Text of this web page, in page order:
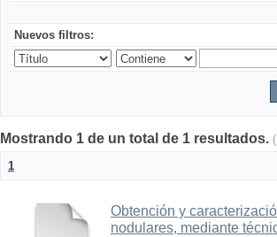
Nuevos filtros:
Mostrando 1 de un total de 1 resultados.
1
Obtención y
nodulares, mediante